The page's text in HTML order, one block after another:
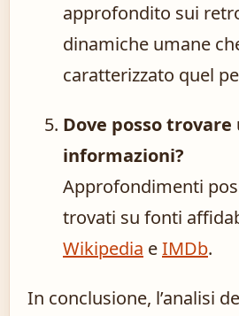
approfondito sui
dinamiche umane
caratterizzato quel
Dove posso
informazioni?
Approfondimenti
trovati su fonti
Wikipedia eIMDb.
In conclusione, l’analisi